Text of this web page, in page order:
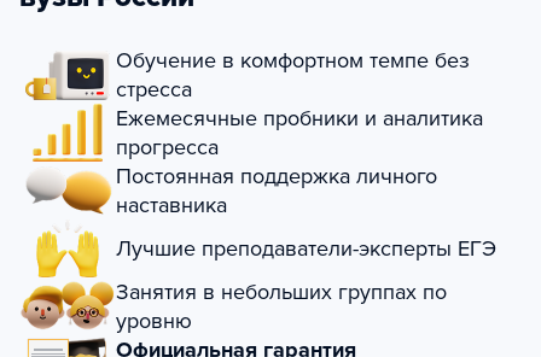
Обучение в комфортном темпе без
стресса
Ежемесячные пробники и аналитика
прогресса
Постоянная поддержка личного
наставника
Лучшие преподаватели-эксперты ЕГЭ
Занятия в небольших группах по
уровню
Официальная гарантия